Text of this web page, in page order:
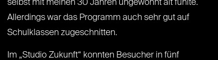
selbst mit meinen 30 Jahren ungewohnt alt fühlte.
Allerdings war das Programm auch sehr gut auf
Schulklassen zugeschnitten.
Im „Studio Zukunft“ konnten Besucher in fünf